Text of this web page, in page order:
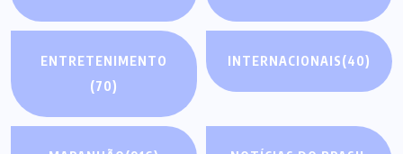
ENTRETENIMENTO
(70)
INTERNACIONAIS(40)